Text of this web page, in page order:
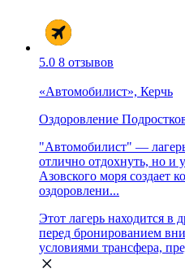
5.0 8 отзывов
«Автомобилист», Керчь
Оздоровление
"Автомобилист" —
отлично отдохнуть, но и
Азовского моря создает
оздоровлени...
Этот лагерь находится в
перед бронированием
условиями трансфера,